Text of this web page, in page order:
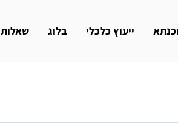
ייעוץ כלכלי בלוג שאלות